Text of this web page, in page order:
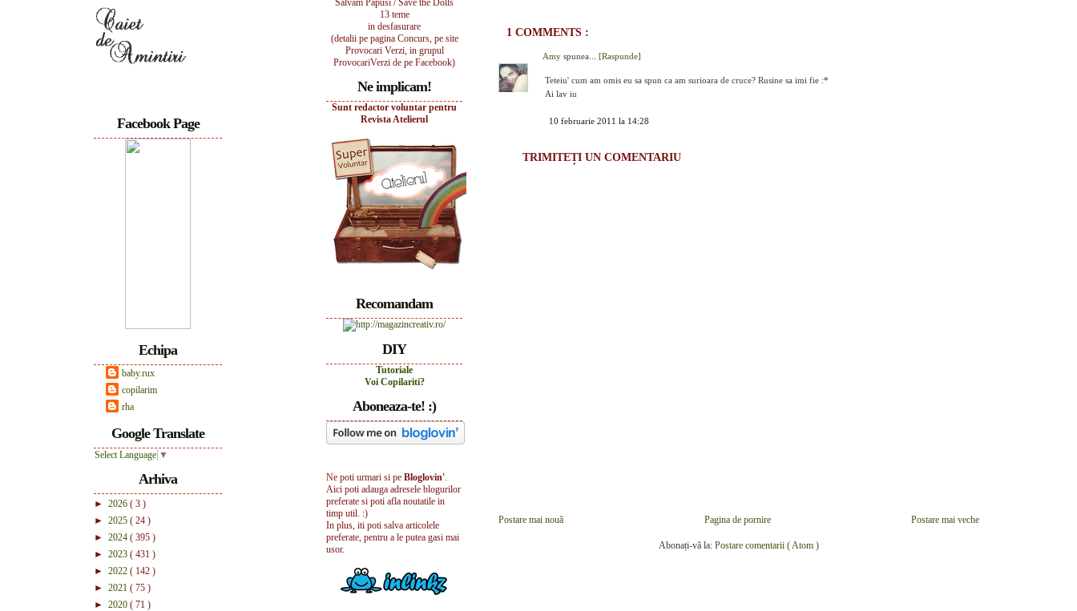
1 COMMENTS :
Amy spunea... [Raspunde]
Teteiu' cum am omis eu sa spun ca am surioara de cruce? Rusine sa imi fie :*
Ai lav iu
10 februarie 2011 la 14:28
TRIMITEȚI UN COMENTARIU
Postare mai nouă Postare mai veche
Pagina de pornire
Abonați-vă la: Postare comentarii ( Atom )
Salvam Papusi / Save the Dolls
13 teme
in desfasurare
(detalii pe pagina Concurs, pe site
Provocari Verzi, in grupul
ProvocariVerzi de pe Facebook)
Ne implicam!
Sunt redactor voluntar pentru
Revista Atelierul
Recomandam
DIY
Tutoriale
Voi Copilariti?
Aboneaza-te! :)
Ne poti urmari si pe Bloglovin'.
Aici poti adauga adresele blogurilor
preferate si poti afla noutatile in
timp util. :)
In plus, iti poti salva articolele
preferate, pentru a le putea gasi mai
usor.
Facebook Page
Echipa
baby.rux
copilarim
rha
Google Translate
Select Language ▼
Arhiva
► 2026 ( 3 )
► 2025 ( 24 )
► 2024 ( 395 )
► 2023 ( 431 )
► 2022 ( 142 )
► 2021 ( 75 )
► 2020 ( 71 )